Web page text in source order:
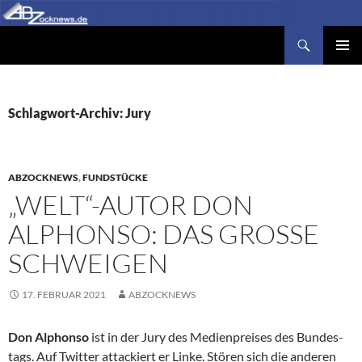
Zum
Inhalt
Schlagwort-Archiv: Jury
ABZOCKNEWS,FUNDSTÜCKE
„WELT“-AUTOR DON
ALPHONSO: DAS GROSSE S
CHWEIGEN
17. FEBRUAR 2021 ABZOCKNEWS
Don Alphonso ist in der Jury des Medienpreises des Bundes­
tags. Auf Twitter attackiert er Linke. Stören sich die anderen